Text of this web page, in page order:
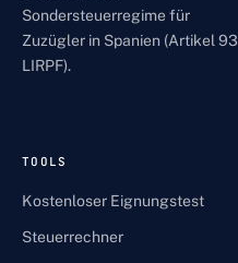
Sondersteuerregime für
Zuzügler in Spanien (Artikel 93
LIRPF).
TOOLS
Kostenloser Eignungstest
Steuerrechner